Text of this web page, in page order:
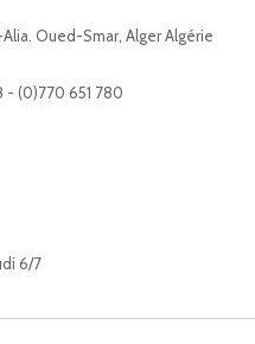
Oued-Smar, Alger Algérie
- (0)770 651 780
6/7